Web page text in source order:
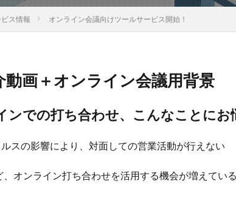
ス情報 オンライン会議向けツールサービス開始！
動画＋オンライン会議用背景
ンでの打ち合わせ、こんなことにお
ルスの影響により、対面しての営業活動が行えない
オンライン打ち合わせを活用する機会が増えている